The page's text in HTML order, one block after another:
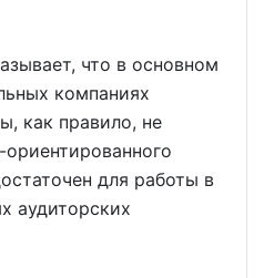
что в основном
компаниях
как правило, не
для работы в
аудиторских